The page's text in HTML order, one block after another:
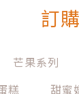
訂
芒果系列
糕 甜蜜